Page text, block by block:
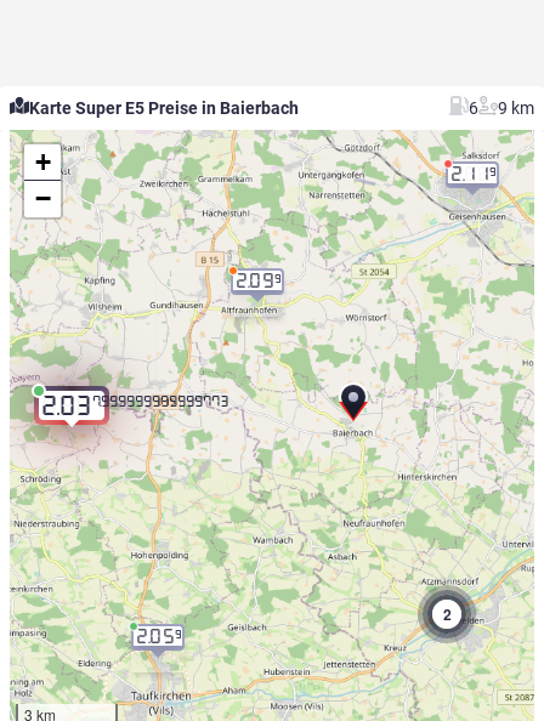
Karte Super E5 Preise in Baierbach 6 9 km
2.037.999999999999773
2.059
2.119
2.099
2
+
−
3 km